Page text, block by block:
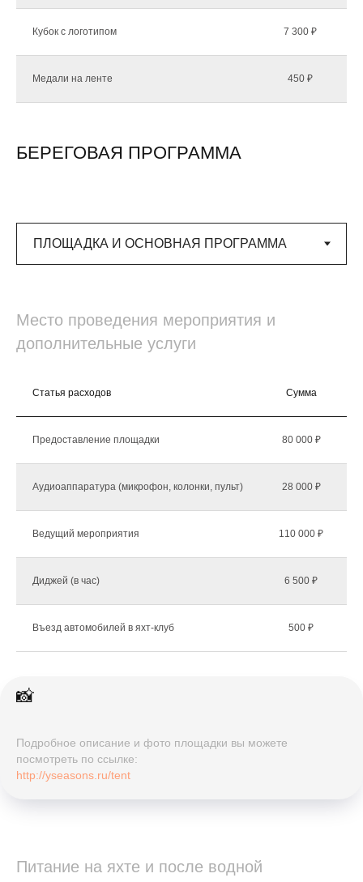
Кубок с логотипом 7 300 ₽
Медали на ленте 450 ₽
БЕРЕГОВАЯ ПРОГРАММА
Место проведения мероприятия и
дополнительные услуги
Статья расходов Сумма
Предоставление площадки 80 000 ₽
Аудиоаппаратура (микрофон, колонки, пульт) 28 000 ₽
Ведущий мероприятия 110 000 ₽
Диджей (в час) 6 500 ₽
Въезд автомобилей в яхт-клуб 500 ₽
📸
Подробное описание и фото площадки вы можете
посмотреть по ссылке:
http://yseasons.ru/tent
Питание на яхте и после водной